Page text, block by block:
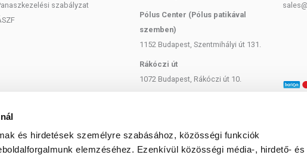
és hirdetések személyre szabásához, közösségi funkciók
elemzéséhez. Ezenkívül közösségi média-, hirdető- és
szabályzat
Pólus Center (Pólus patikával
szemben)
1152 Budapest, Szentmihályi út 131.
Rákóczi út
1072 Budapest, Rákóczi út 10.
Bartók Béla